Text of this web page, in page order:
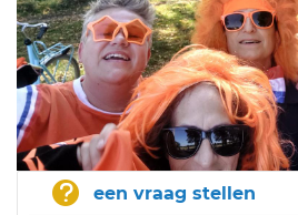
een vraag stellen